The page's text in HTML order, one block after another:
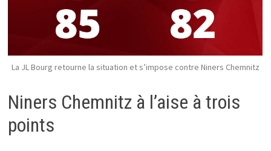
La JL Bourg retourne la situation et s’impose contre Niners Chemnitz
Niners Chemnitz à l’aise à trois
points